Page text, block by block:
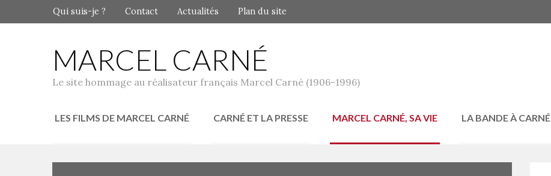
Qui suis-je ? Contact Actualités Plan du site
MARCEL CARNÉ
Le site hommage au réalisateur français Marcel Carné (1906-1996)
LES FILMS DE MARCEL CARNÉ CARNÉ ET LA PRESSE MARCEL CARNÉ, SA VIE LA BANDE À CARNÉ